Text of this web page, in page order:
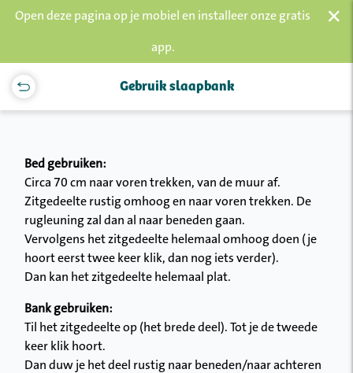
Open deze pagina op je mobiel en installeer onze gratis
app.
×
Gebruik slaapbank
Bed gebruiken:
Circa 70 cm naar voren trekken, van de muur af.
Zitgedeelte rustig omhoog en naar voren trekken. De
rugleuning zal dan al naar beneden gaan.
Vervolgens het zitgedeelte helemaal omhoog doen (je
hoort eerst twee keer klik, dan nog iets verder).
Dan kan het zitgedeelte helemaal plat.
Bank gebruiken:
Til het zitgedeelte op (het brede deel). Tot je de tweede
keer klik hoort.
Dan duw je het deel rustig naar beneden/naar achteren